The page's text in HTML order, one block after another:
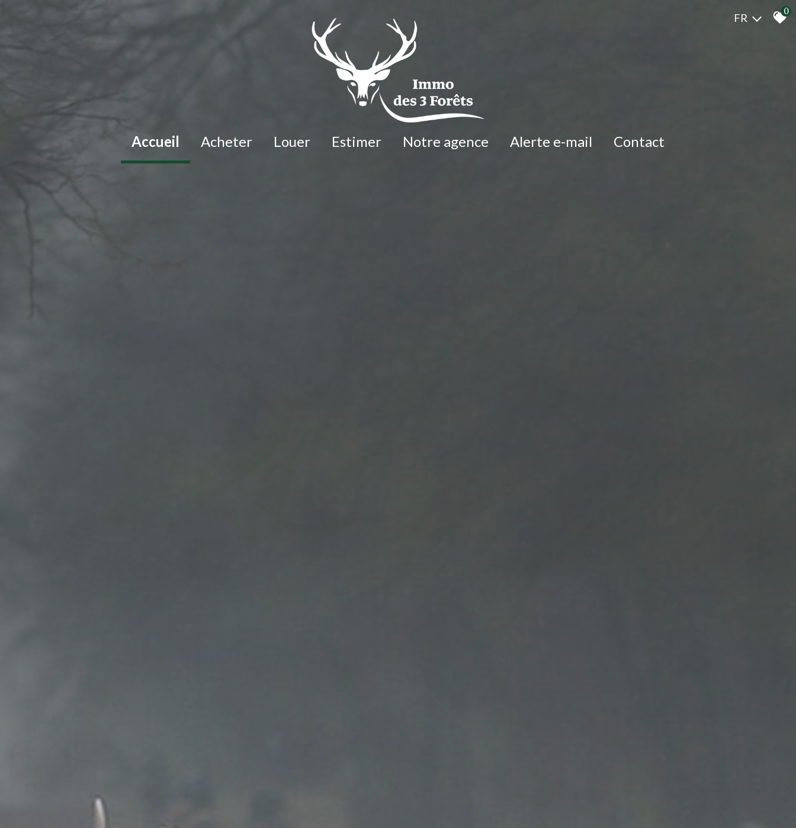
FR 0
Accueil Acheter Louer Estimer Notre agence Alerte e-mail Contact